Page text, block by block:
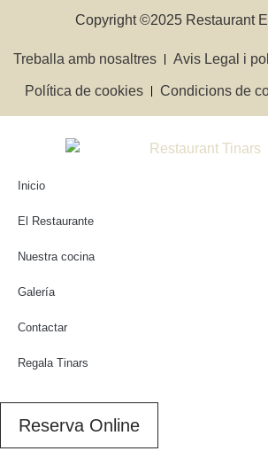
Copyright ©2025 Restaurant
Treballa amb nosaltres Avis Legal i
Política de cookies Condicions de
Inicio
El Restaurante
Nuestra cocina
Galería
Contactar
Regala Tinars
Reserva Online